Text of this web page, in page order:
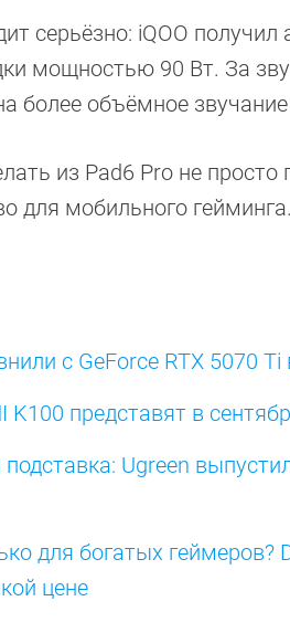
серьёзно: iQOO
мощностью 90 Вт. За
более объёмное
из Pad6 Pro не
для мобильного гейминга.
с GeForce RTX 5070
представят в
подставка: Ugreen
для богатых геймеров?
цене